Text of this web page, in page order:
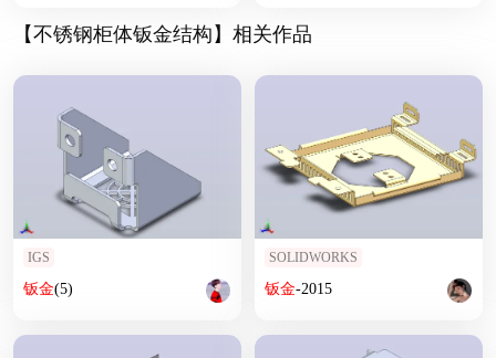
【不锈钢柜体钣金结构】相关作品
IGS
钣金(5)
SOLIDWORKS
钣金-2015